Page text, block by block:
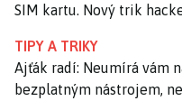
SIM kartu. Nový trik
TIPY A TRIKY
Ajťák radí: Neumírá vám
bezplatným nástrojem,